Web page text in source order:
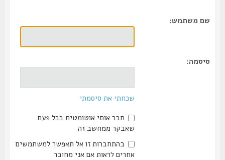
שם משתמש:
סיסמה:
שכחתי את סיסמתי
חבר אותי אוטומטית בכל פעם
שאבקר ממחשב זה
בהתחברות זו אל תאפשר למשתמשים
אחרים לראות אם אני מחובר